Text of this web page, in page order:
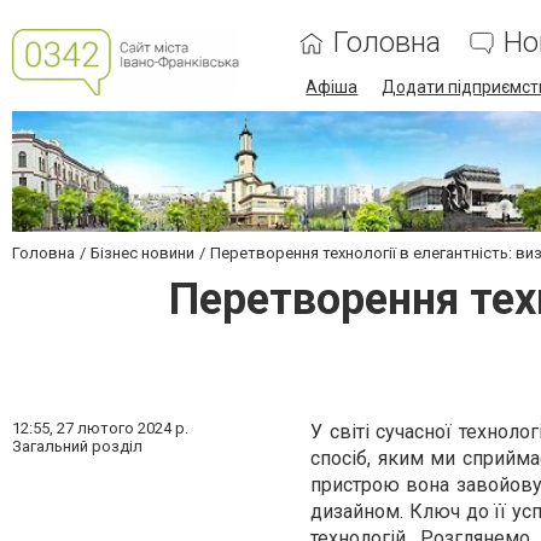
Головна
Афіша Додати
Головна Бізнес новини Перетворення технології в елегантність:
Перетворення
12:55, 27 лютого 2024 р.
Загальний розділ
У світі сучасної
спосіб, яким ми
пристрою вона
дизайном. Ключ до її